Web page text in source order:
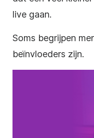
live gaan.
Soms begrijpen
beïnvloeders zijn.